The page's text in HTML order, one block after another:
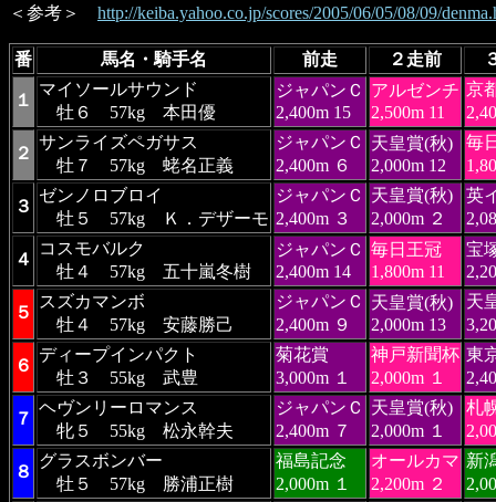
＜参考＞ http://keiba.yahoo.co.jp/scores/2005/06/05/08/09/
番 馬名・騎手名 前走 ２走前
１
マイソールサウンド
牡６ 57kg 本田優
ジャパンＣ
2,400m 15
アルゼンチ
2,500m 11
京
２
サンライズペガサス
牡７ 57kg 蛯名正義
ジャパンＣ
2,400m ６
天皇賞(秋)
2,000m 12
毎
３
ゼンノロブロイ
牡５ 57kg Ｋ．デザーモ
ジャパンＣ
2,400m ３
天皇賞(秋)
2,000m ２
英
４
コスモバルク
牡４ 57kg 五十嵐冬樹
ジャパンＣ
2,400m 14
毎日王冠
1,800m 11
宝
５
スズカマンボ
牡４ 57kg 安藤勝己
ジャパンＣ
2,400m ９
天皇賞(秋)
2,000m 13
天
６
ディープインパクト
牡３ 55kg 武豊
菊花賞
3,000m １
神戸新聞杯
2,000m １
東
７
ヘヴンリーロマンス
牝５ 55kg 松永幹夫
ジャパンＣ
2,400m ７
天皇賞(秋)
2,000m １
札
８
グラスボンバー
牡５ 57kg 勝浦正樹
福島記念
2,000m １
オールカマ
2,200m ２
新